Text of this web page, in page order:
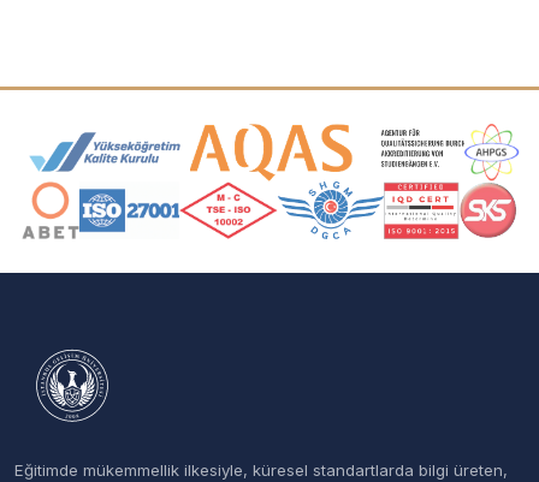
Akreditasyon ve Üyelik Logoları
Eğitimde mükemmellik ilkesiyle, küresel standartlarda bilgi üreten,